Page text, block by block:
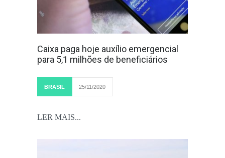
Caixa paga hoje auxílio emergencial
para 5,1 milhões de beneficiários
BRASIL 25/11/2020
LER MAIS...